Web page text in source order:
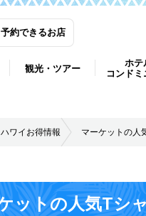
約できるお店
観光・ツアー
ホテ
コンドミ
ハワイお得情報 マーケットの人
ットの人気Tシ